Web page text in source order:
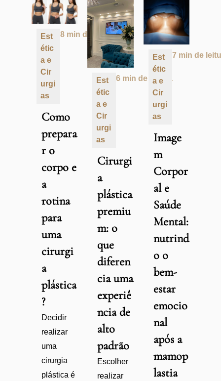
Est
étic
a e
Cir
urgi
as
8 min de leitura
Como
prepara
r o
corpo e
a
rotina
para
uma
cirurgi
a
plástica
?
Decidir
realizar
uma
cirurgia
plástica é
Est
étic
a e
Cir
urgi
as
6 min de leitura
Cirurgi
a
plástica
premiu
m: o
que
diferen
cia uma
experiê
ncia de
alto
padrão
Escolher
realizar
Est
étic
a e
Cir
urgi
as
7 min de
Image
m
Corpor
al e
Saúde
Mental:
nutrind
o o
bem-
estar
emocio
nal
após a
mamop
lastia